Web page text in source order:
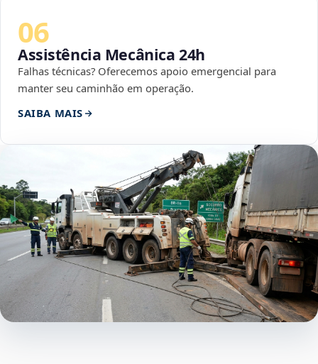
06
Assistência Mecânica 24h
Falhas técnicas? Oferecemos apoio emergencial para
manter seu caminhão em operação.
SAIBA MAIS